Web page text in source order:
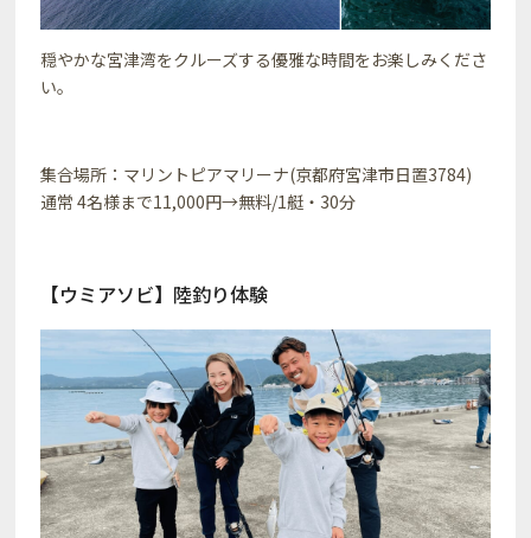
穏やかな宮津湾をクルーズする優雅な時間をお楽しみくださ
い。
集合場所：マリントピアマリーナ(京都府宮津市日置3784)
通常 4名様まで11,000円→無料/1艇・30分
【ウミアソビ】陸釣り体験